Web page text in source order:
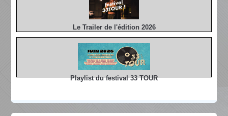
Le Trailer de l'édition 2026
Playlist du festival 33 TOUR